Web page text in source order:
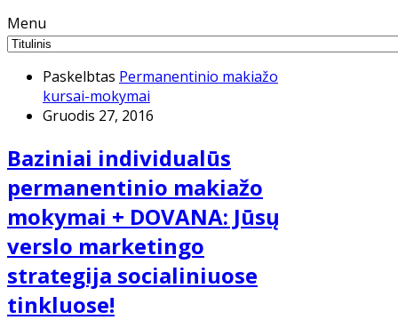
Menu
Paskelbtas Permanentinio makiažo
kursai-mokymai
Gruodis 27, 2016
Baziniai individualūs
permanentinio makiažo
mokymai + DOVANA: Jūsų
verslo marketingo
strategija socialiniuose
tinkluose!